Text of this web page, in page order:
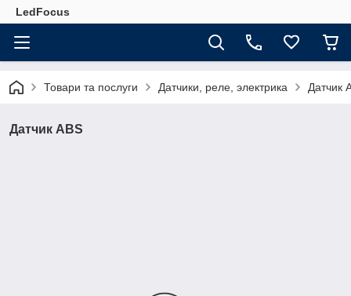
LedFocus
Товари та послуги Датчики, реле, электрика Датчик
Датчик ABS